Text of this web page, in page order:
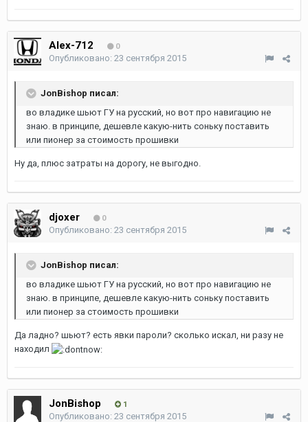
Alex-712 0
Опубликовано: 23 сентября 2015
JonBishop писал:
во владике шьют ГУ на русский, но вот про навигацию не
знаю. в принципе, дешевле какую-нить соньку поставить
или пионер за стоимость прошивки
Ну да, плюс затраты на дорогу, не выгодно.
djoxer 0
Опубликовано: 23 сентября 2015
JonBishop писал:
во владике шьют ГУ на русский, но вот про навигацию не
знаю. в принципе, дешевле какую-нить соньку поставить
или пионер за стоимость прошивки
Да ладно? шьют? есть явки пароли? сколько искал, ни разу не
находил
JonBishop 1
Опубликовано: 23 сентября 2015